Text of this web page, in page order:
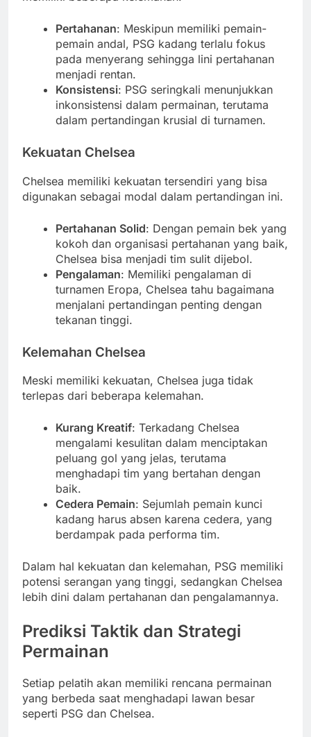
Pertahanan: Meskipun memiliki pemain-
pemain andal, PSG kadang terlalu fokus
pada menyerang sehingga lini pertahanan
menjadi rentan.
Konsistensi: PSG seringkali menunjukkan
inkonsistensi dalam permainan, terutama
dalam pertandingan krusial di turnamen.
Kekuatan Chelsea
Chelsea memiliki kekuatan tersendiri yang bisa
digunakan sebagai modal dalam pertandingan ini.
Pertahanan Solid: Dengan pemain bek yang
kokoh dan organisasi pertahanan yang baik,
Chelsea bisa menjadi tim sulit dijebol.
Pengalaman: Memiliki pengalaman di
turnamen Eropa, Chelsea tahu bagaimana
menjalani pertandingan penting dengan
tekanan tinggi.
Kelemahan Chelsea
Meski memiliki kekuatan, Chelsea juga tidak
terlepas dari beberapa kelemahan.
Kurang Kreatif: Terkadang Chelsea
mengalami kesulitan dalam menciptakan
peluang gol yang jelas, terutama
menghadapi tim yang bertahan dengan
baik.
Cedera Pemain: Sejumlah pemain kunci
kadang harus absen karena cedera, yang
berdampak pada performa tim.
Dalam hal kekuatan dan kelemahan, PSG memiliki
potensi serangan yang tinggi, sedangkan Chelsea
lebih dini dalam pertahanan dan pengalamannya.
Prediksi Taktik dan Strategi
Permainan
Setiap pelatih akan memiliki rencana permainan
yang berbeda saat menghadapi lawan besar
seperti PSG dan Chelsea.